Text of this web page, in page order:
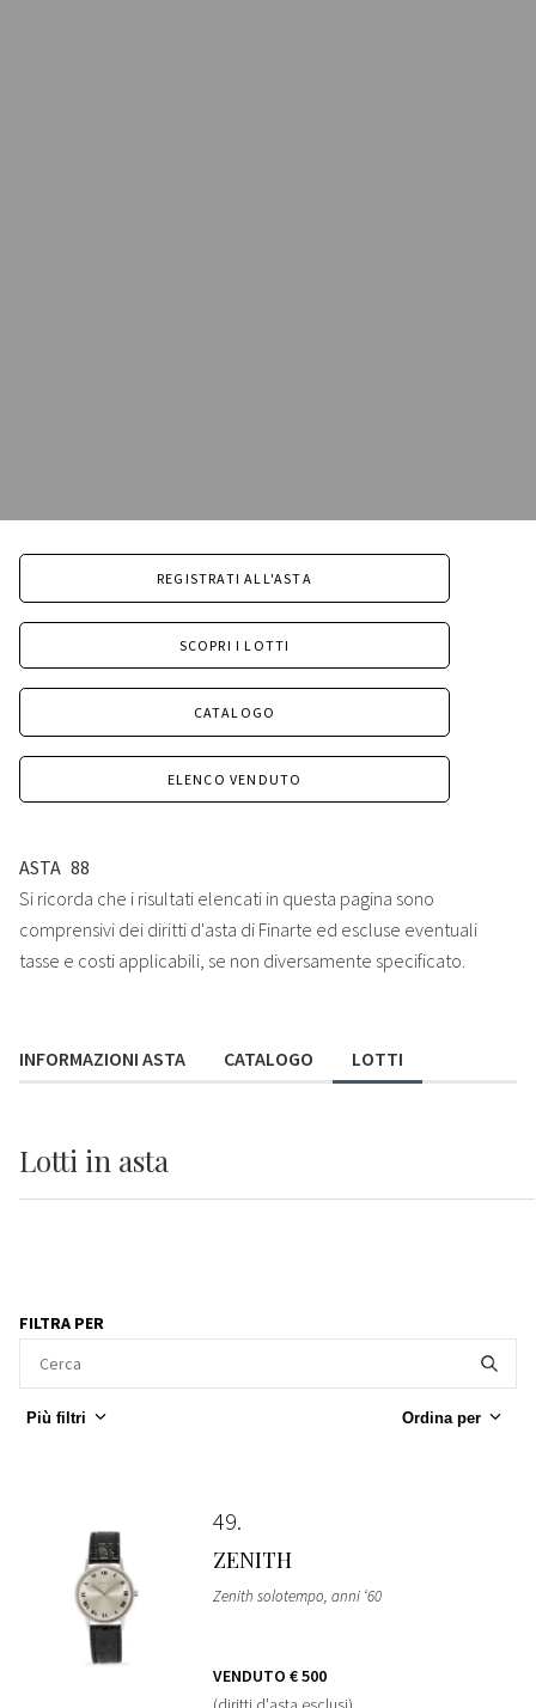
REGISTRATI ALL'ASTA
SCOPRI I LOTTI
CATALOGO
ELENCO VENDUTO
ASTA 88
Si ricorda che i risultati elencati in questa pagina sono
comprensivi dei diritti d'asta di Finarte ed escluse eventuali
tasse e costi applicabili, se non diversamente specificato.
INFORMAZIONI ASTA CATALOGO LOTTI
Lotti in asta
FILTRA PER
Più filtri Ordina per
49
ZENITH
Zenith solotempo, anni ‘60
VENDUTO € 500